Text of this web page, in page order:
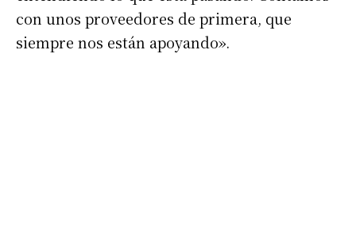
con unos proveedores de primera, que
siempre nos están apoyando».